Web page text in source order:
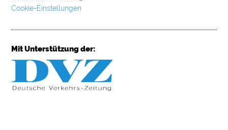
Cookie-Einstellungen
Mit Unterstützung der: